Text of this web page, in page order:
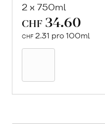
2 x 750ml
CHF 34.60
CHF 2.31 pro 100ml